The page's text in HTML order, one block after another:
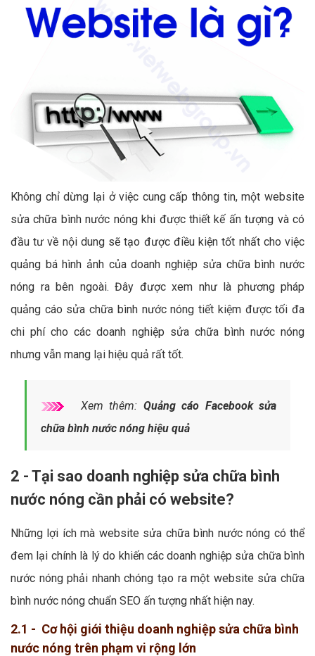
Không chỉ dừng lại ở việc cung cấp thông tin, một website
sửa chữa bình nước nóng khi được thiết kế ấn tượng và có
đầu tư về nội dung sẽ tạo được điều kiện tốt nhất cho việc
quảng bá hình ảnh của doanh nghiệp sửa chữa bình nước
nóng ra bên ngoài. Đây được xem như là phương pháp
quảng cáo sửa chữa bình nước nóng tiết kiệm được tối đa
chi phí cho các doanh nghiệp sửa chữa bình nước nóng
nhưng vẫn mang lại hiệu quả rất tốt.
Xem thêm: Quảng cáo Facebook sửa
chữa bình nước nóng hiệu quả
2 - Tại sao doanh nghiệp sửa chữa bình
nước nóng cần phải có website?
Những lợi ích mà website sửa chữa bình nước nóng có thể
đem lại chính là lý do khiến các doanh nghiệp sửa chữa bình
nước nóng phải nhanh chóng tạo ra một website sửa chữa
bình nước nóng chuẩn SEO ấn tượng nhất hiện nay.
2.1 - Cơ hội giới thiệu doanh nghiệp sửa chữa bình
nước nóng trên phạm vi rộng lớn